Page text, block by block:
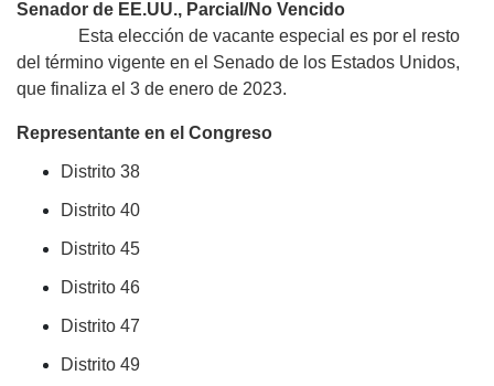
Senador de EE.UU., Parcial/No Vencido
Esta elección de vacante especial es por el resto
del término vigente en el Senado de los Estados Unidos,
que finaliza el 3 de enero de 2023.
Representante en el Congreso
Distrito 38
Distrito 40
Distrito 45
Distrito 46
Distrito 47
Distrito 49